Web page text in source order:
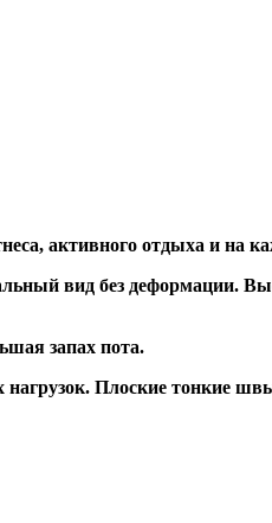
активного отдыха и на
вид без деформации.
запах пота.
нагрузок. Плоские тонкие